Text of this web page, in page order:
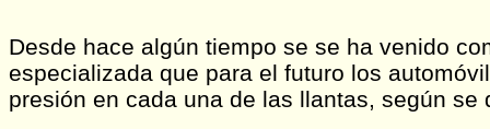
Desde hace algún tiempo se se ha venido
especializada que para el futuro los
presión en cada una de las llantas, según se